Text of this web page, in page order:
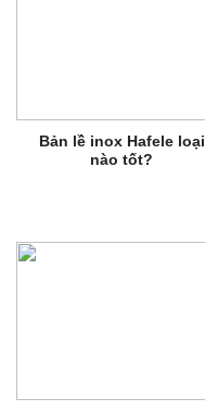
Bản lề inox Hafele loại
nào tốt?